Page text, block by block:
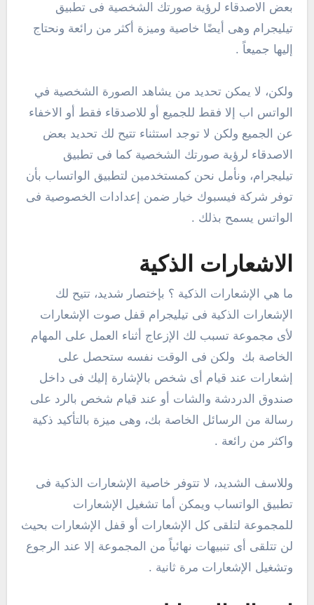
بعض الاصدقاء لرؤية صورتك الشخصية فى تطبيق
تيليجرام وهى أيضًا خاصية وميزة أكثر من رائعة ونحتاج
إليها جميعاً .
ولكن، لا يمكن تحديد من يشاهد الصورة الشخصية في
الواتس اب إلا فقط للجميع أو للاصدقاء فقط أو الاخفاء
عن الجميع ولكن لا توجد استثناء تتيح لك تحديد بعض
الاصدقاء لرؤية صورتك الشخصية كما فى تطبيق
تيليجرام، ونأمل نحن كمستخدمين لتطبيق الواتساب بأن
توفر شركة فيسبوك خيار ضمن إعدادات الخصوصية فى
الواتس يسمح بذلك .
الاشعارات الذكية
ما هي الإشعارات الذكية ؟ بإختصار شديد، تتيح لك
الإشعارات الذكية فى تيليجرام قفل صوت الإشعارات
لأى مجموعة تسبب لك الإزعاج أثناء العمل على المهام
الخاصة بك ولكن فى الوقت نفسه ستحصل على
إشعارات عند قيام أى شخص بالإشارة إليك فى داخل
صندوق الدردشة والشات أو عند قيام شخص بالرد على
رسالة من الرسائل الخاصة بك، وهى ميزة بالتأكيد ذكية
واكثر من رائعة .
وللاسف الشديد، لا تتوفر خاصية الإشعارات الذكية فى
تطبيق الواتساب ويمكن أما تشغيل الإشعارات
للمجموعة لتلقى كل الإشعارات أو قفل الإشعارات بحيث
لن تتلقى أى تنبيهات نهائياً من المجموعة إلا عند الرجوع
وتشغيل الإشعارات مرة ثانية .